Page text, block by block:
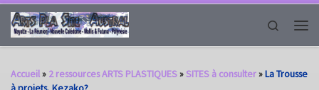
Passer au contenu
Search
Accueil» 2 ressources ARTS PLASTIQUES»SITES à consulter»La Trousse